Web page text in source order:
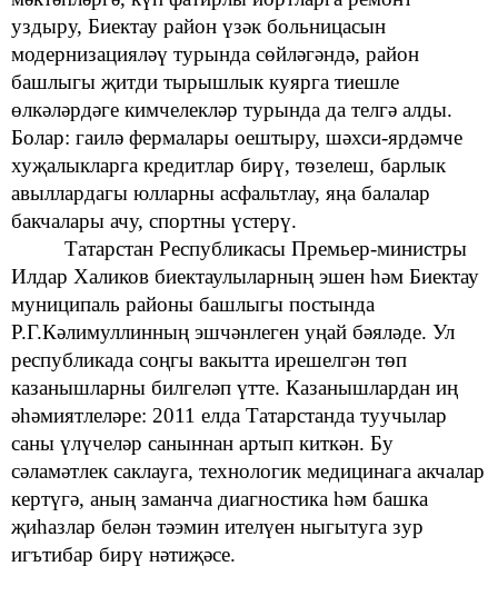
уздыру, Биектау район үзәк больницасын
модернизацияләү турында сөйләгәндә, район
башлыгы җитди тырышлык куярга тиешле
өлкәләрдәге кимчелекләр турында да телгә алды.
Болар: гаилә фермалары оештыру, шәхси-ярдәмче
хуҗалыкларга кредитлар бирү, төзелеш, барлык
авыллардагы юлларны асфальтлау, яңа балалар
бакчалары ачу, спортны үстерү.
Татарстан Республикасы Премьер-министры
Илдар Халиков биектаулыларның эшен һәм Биектау
муниципаль районы башлыгы постында
Р.Г.Кәлимуллинның эшчәнлеген уңай бәяләде. Ул
республикада соңгы вакытта ирешелгән төп
казанышларны билгеләп үтте. Казанышлардан иң
әһәмиятлеләре: 2011 елда Татарстанда туучылар
саны үлүчеләр саныннан артып киткән. Бу
сәламәтлек саклауга, технологик медицинага акчалар
кертүгә, аның заманча диагностика һәм башка
җиһазлар белән тәэмин ителүен ныгытуга зур
игътибар бирү нәтиҗәсе.